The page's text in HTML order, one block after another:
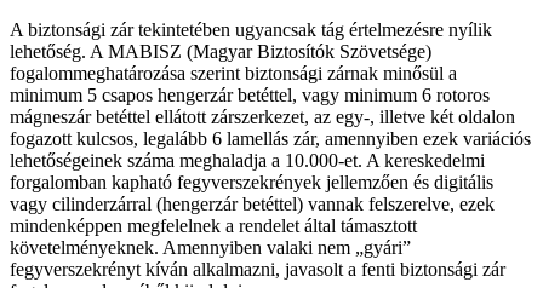
A biztonsági zár tekintetében ugyancsak tág értelmezésre nyílik
lehetőség. A MABISZ (Magyar Biztosítók Szövetsége)
fogalommeghatározása szerint biztonsági zárnak minősül a
minimum 5 csapos hengerzár betéttel, vagy minimum 6 rotoros
mágneszár betéttel ellátott zárszerkezet, az egy-, illetve két oldalon
fogazott kulcsos, legalább 6 lamellás zár, amennyiben ezek variációs
lehetőségeinek száma meghaladja a 10.000-et. A kereskedelmi
forgalomban kapható fegyverszekrények jellemzően és digitális
vagy cilinderzárral (hengerzár betéttel) vannak felszerelve, ezek
mindenképpen megfelelnek a rendelet által támasztott
követelményeknek. Amennyiben valaki nem „gyári”
fegyverszekrényt kíván alkalmazni, javasolt a fenti biztonsági zár